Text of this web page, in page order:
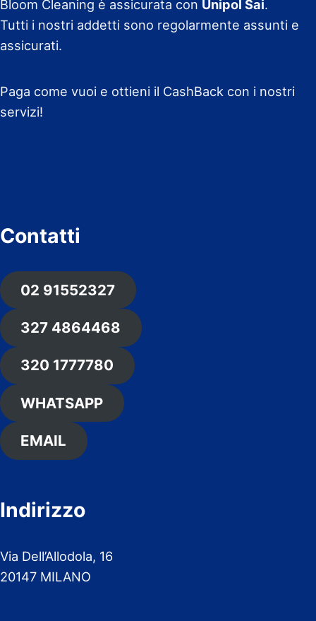
Bloom Cleaning è assicurata con Unipol Sai.
Tutti i nostri addetti sono regolarmente assunti e
assicurati.
Paga come vuoi e ottieni il CashBack con i nostri
servizi!
Contatti
02 91552327
327 4864468
320 1777780
WHATSAPP
EMAIL
Indirizzo
Via Dell’Allodola, 16
20147 MILANO